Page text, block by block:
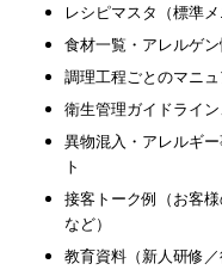
レシピマスタ（標準
食材一覧・アレルゲ
調理工程ごとのマニ
衛生管理ガイドライ
異物混入・アレルギ
ト
接客トーク例（お客
など）
教育資料（新人研修／